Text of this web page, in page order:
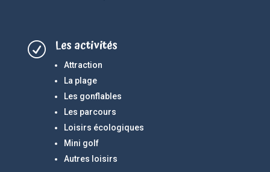
R Les activités
Attraction
La plage
Les gonflables
Les parcours
Loisirs écologiques
Mini golf
Autres loisirs